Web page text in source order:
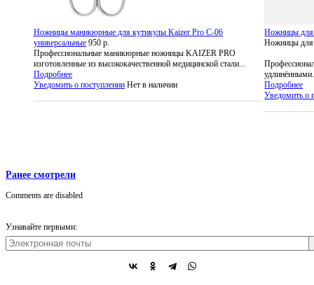
Ножницы маникюрные для кутикулы Kaizer Pro C-06
универсальные 950 р.
Профессиональные маникюрные ножницы KAIZER PRO
изготовленные из высококачественной медицинской стали...
Подробнее
Уведомить о поступлении Нет в наличии
Ножницы для
Ножницы для
Подробнее
Уведомить о
Ранее смотрели
Comments are disabled
Узнавайте первыми: